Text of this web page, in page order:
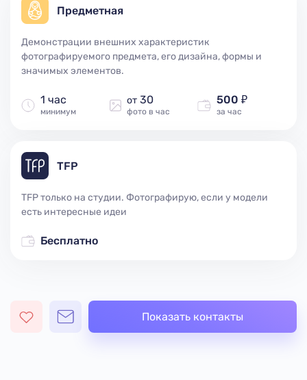
Предметная
Демонстрации внешних характеристик
фотографируемого предмета, его дизайна, формы и
значимых элементов.
1 час
минимум
от30
фото в час
500 ₽
за час
TFP
TFP только на студии. Фотографирую, если у модели
есть интересные идеи
Бесплатно
Показать контакты